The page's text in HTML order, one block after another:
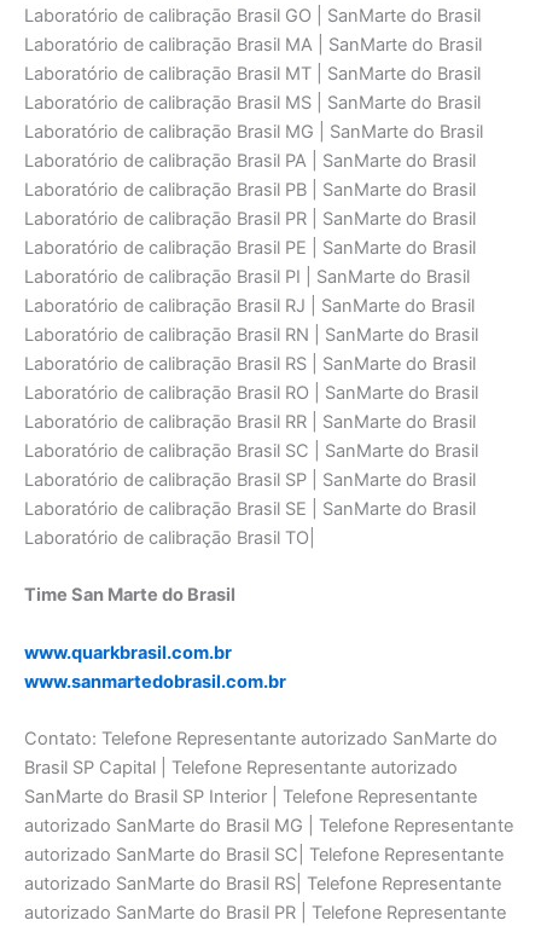
Time San Marte do Brasil
www.quarkbrasil.com.br
www.sanmartedobrasil.com.br
Contato: Telefone Representante autorizado SanMarte do
Brasil SP Capital | Telefone Representante autorizado
SanMarte do Brasil SP Interior | Telefone Representante
autorizado SanMarte do Brasil MG | Telefone Representante
autorizado SanMarte do Brasil SC| Telefone Representante
autorizado SanMarte do Brasil RS| Telefone Representante
autorizado SanMarte do Brasil PR | Telefone Representante